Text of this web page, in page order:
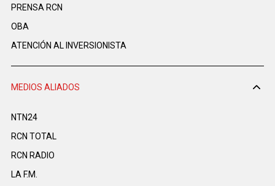
PRENSA RCN
OBA
ATENCIÓN AL INVERSIONISTA
MEDIOS ALIADOS
NTN24
RCN TOTAL
RCN RADIO
LA F.M.